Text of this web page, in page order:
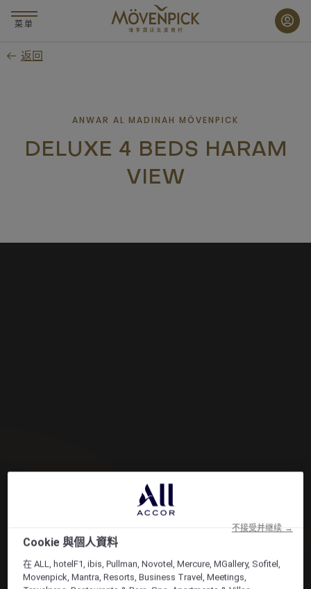
要
菜单
返回
ANWAR AL MADINAH MÖVENPICK
DELUXE 4 BEDS HARAM
VIEW
Cookie 與個人資料
在 ALL, hotelF1, ibis, Pullman, Novotel, Mercure, MGallery, Sofitel,
Movenpick, Mantra, Resorts, Business Travel, Meetings,
不接受并继续 →